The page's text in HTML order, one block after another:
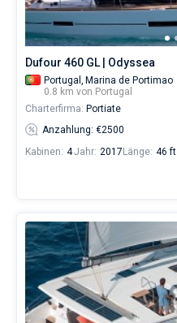
für
Segler,
die
sich
Leben
Segel
nicht
Lissabon,
Madeira .
Dufour 460 GL | Odyssea
Portugal, Marina de Portimao
0.8 km von Portugal
Charterfirma: Portiate
Anzahlung: €2500
Kabinen: 4Jahr: 2017 Länge: 46 ft